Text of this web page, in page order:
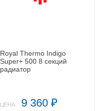
Royal Thermo Indigo
Super+ 500 8 секций
радиатор
ЦЕНА: 9 360 ₽